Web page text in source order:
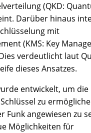
(QKD:
Darüber hinaus
mit
(KMS: Key
verdeutlicht laut
dieses Ansatzes.
entwickelt, um
zu
Funk angewiesen zu
Möglichkeiten für